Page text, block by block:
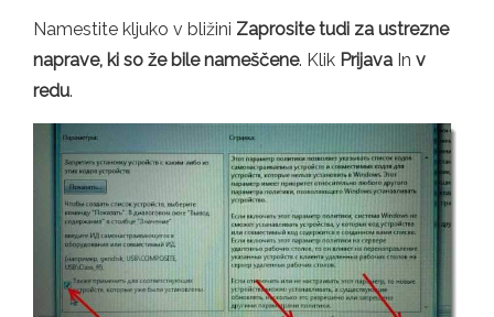
Namestite kljuko v bližini Zaprosite tudi za ustrezne
naprave, ki so že bile nameščene. Klik Prijava In v
redu.